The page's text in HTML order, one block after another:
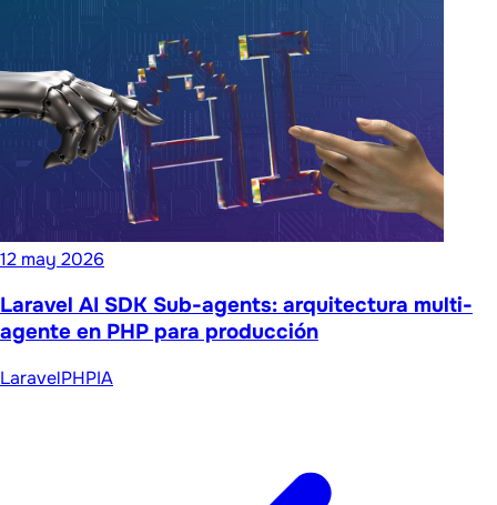
12 may 2026
Laravel AI SDK Sub-agents: arquitectura multi-
agente en PHP para producción
LaravelPHPIA